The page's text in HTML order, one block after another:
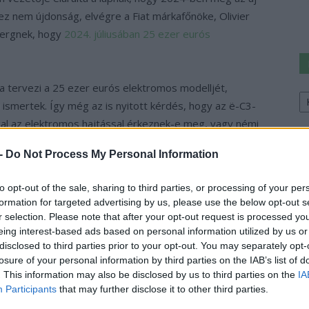
Do Not Process My Personal Information
opt-out of the sale, sharing to third parties, or processing of your
for targeted advertising by us, please use the below opt-out
selection. Please note that after your opt-out request is processed
interest-based ads based on personal information utilized by us
to third parties prior to your opt-out. You may separately
of your personal information by third parties on the IAB’s list of
This information may also be disclosed by us to third parties on the
Participants that may further disclose it to other third parties.
nem újdonság, elvégre a Fiat márkafőnöke, Olivier
hogy 2024. júliusában 25 ezer eurós
tervezi a 25 ezer eurós elektromos modelljét,
Így még az is nyitott kérdés, hogy az ë-C3-
az elektromos hajtással érkeznek-e meg, vagy némi
valószínűtlen volt, hogy az ë-C3 egyébként is
Fiat 500-assal, amelyre más modell nem épült, a
képes. Mindezt valószínüleg az is nagyban
új fejlesztés, hanem a már meglévő CMP
is bővíti, mivel az autógyártó
Ugyanakkor a vállalat azt is állítja, hogy